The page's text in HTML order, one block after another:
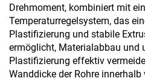
Drehmoment, kombiniert mit
Temperaturregelsystem, das
Plastifizierung und stabile
ermöglicht, Materialabbau und
Plastifizierung effektiv
Wanddicke der Rohre